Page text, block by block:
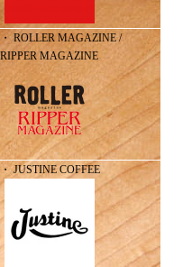
・ ROLLER MAGAZINE /
RIPPER MAGAZINE
・ JUSTINE COFFEE